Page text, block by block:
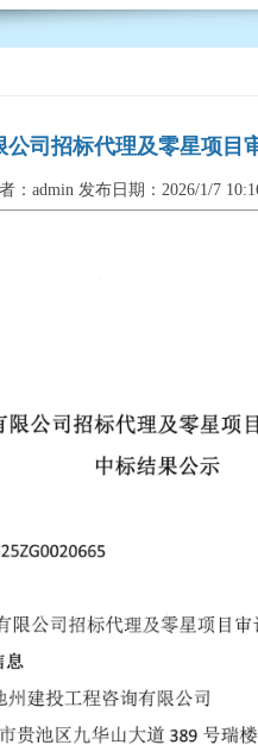
公司招标代理及零星项目
：admin 发布日期：2026/1/7